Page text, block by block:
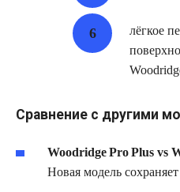
лёгкое
Сравнение с другими
Woodridge Pro Plus vs
Новая модель